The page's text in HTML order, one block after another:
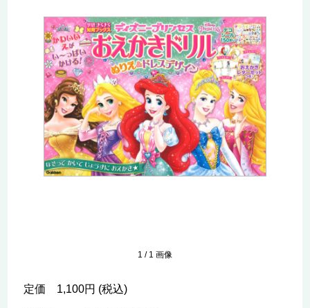
1 / 1 画像
定価 1,100円 (税込)